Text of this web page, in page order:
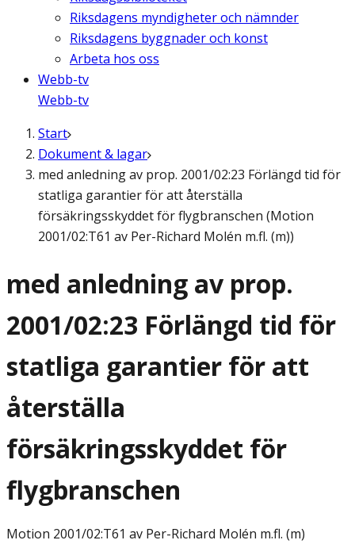
Riksdagens myndigheter och nämnder
Riksdagens byggnader och konst
Arbeta hos oss
Webb-tv
Webb-tv
Start
Dokument & lagar
med anledning av prop. 2001/02:23 Förlängd tid för
statliga garantier för att återställa
försäkringsskyddet för flygbranschen (Motion
2001/02:T61 av Per-Richard Molén m.fl. (m))
med anledning av prop.
2001/02:23 Förlängd tid för
statliga garantier för att
återställa
försäkringsskyddet för
flygbranschen
Motion 2001/02:T61 av Per-Richard Molén m.fl. (m)